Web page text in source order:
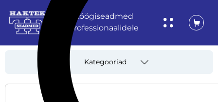
Köögiseadmed
professionaalidele
Kategooriad